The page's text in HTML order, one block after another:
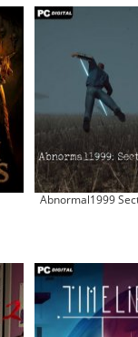
Abnormal1999